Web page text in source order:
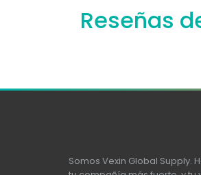
Reseñas
Somos Vexin Global Supply.